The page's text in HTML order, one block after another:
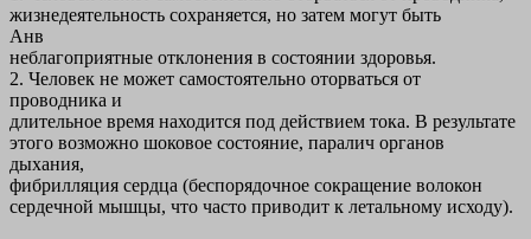
жизнедеятельность сохраняется, но затем могут быть
Анв
неблагоприятные отклонения в состоянии здоровья.
2. Человек не может самостоятельно оторваться от
проводника и
длительное время находится под действием тока. В результате
этого возможно шоковое состояние, паралич органов
дыхания,
фибрилляция сердца (беспорядочное сокращение волокон
сердечной мышцы, что часто приводит к летальному исходу).